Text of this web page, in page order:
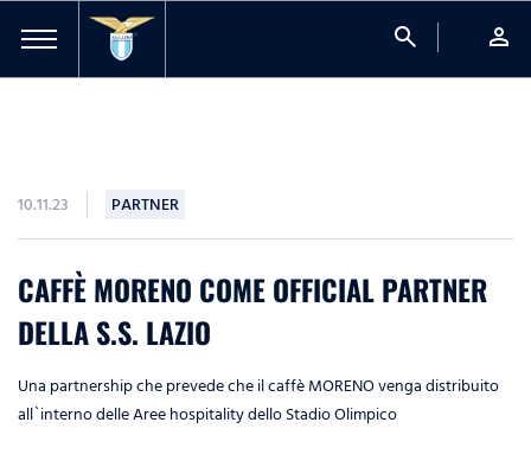
search person
10.11.23 PARTNER
CAFFÈ MORENO COME OFFICIAL PARTNER
DELLA S.S. LAZIO
Una partnership che prevede che il caffè MORENO venga distribuito
all`interno delle Aree hospitality dello Stadio Olimpico